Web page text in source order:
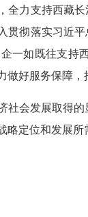
力支持西藏
彻落实习近
一如既往支持
好服务保障，
社会发展取得
定位和发展